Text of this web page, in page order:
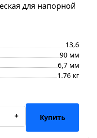
для напорной
13,6
90 мм
6,7 мм
1.76 кг
+ Купить